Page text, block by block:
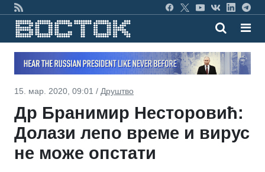
15. мар. 2020, 09:01 / Друштво
Др Бранимир Несторовић:
Долази лепо време и вирус
не може опстати